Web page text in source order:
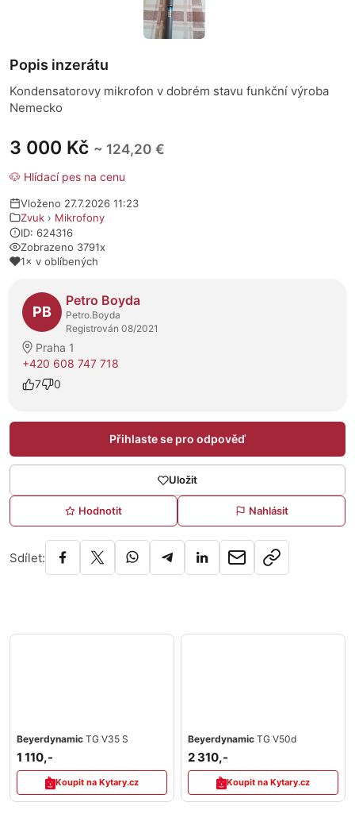
3 000 Kč ~ 124,20 €
🐶 Hlídací pes na cenu
Vloženo 27.7.2026 11:23
Zvuk › Mikrofony
ID: 624316
Zobrazeno 3791x
1× v oblíbených
O prodejci
PB
Petro Boyda
Petro.Boyda
Registrován 08/2021
Praha 1
+420 608 747 718
7
0
Přihlaste se pro odpověď
Uložit
Hodnotit Nahlásit
Sdílet:
Popis inzerátu
Kondensatorovy mikrofon v dobrém stavu funkční výroba
Nemecko
Beyerdynamic TG V35 S
1 110,-
Koupit na Kytary.cz
Beyerdynamic TG V50d
2 310,-
Koupit na Kytary.cz